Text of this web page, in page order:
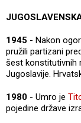
1945 - Nakon
pružili partizani
šest konstitutivnih
Jugoslavije.
1980 - Umro je
pojedine države